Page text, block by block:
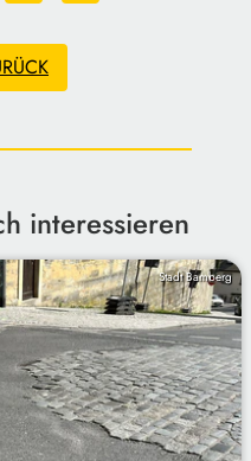
interessieren
Stadt Bamberg